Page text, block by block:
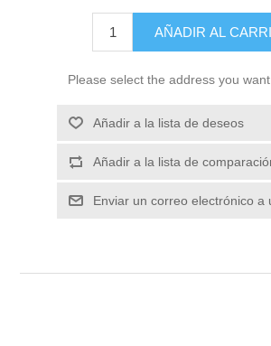
Please select the address you